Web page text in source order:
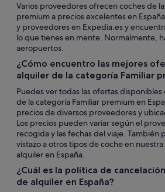
Varios proveedores ofrecen coches de
premium a precios excelentes en
y proveedores en Expedia.es y
lo que tienes en mente. Normalmente,
aeropuertos.
¿Cómo encuentro las mejores
alquiler de la categoría Familiar
Puedes ver todas las ofertas
de la categoría Familiar premium en
precios de diversos proveedores y
Los precios pueden variar según el
recogida y las fechas del viaje. También
vistazo a otros tipos de coche en
alquiler en España.
¿Cuál es la política de
de alquiler en España?